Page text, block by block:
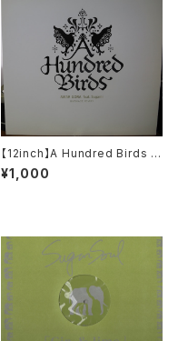
【12inch】A Hundred Birds F
eat. Sugami / Amar Gora
¥1,000